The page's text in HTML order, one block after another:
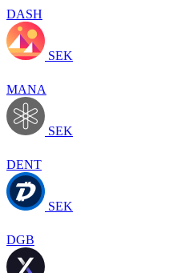
DASH
SEK
MANA
SEK
DENT
SEK
DGB